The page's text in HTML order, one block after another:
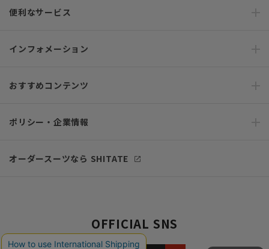
便利なサービス
インフォメーション
おすすめコンテンツ
ポリシー・企業情報
オーダースーツなら SHITATE
OFFICIAL SNS